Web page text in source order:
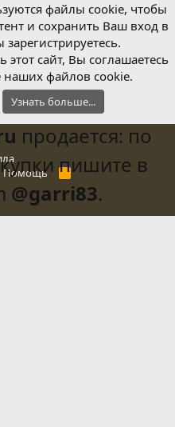
Помощь
R
S
файлы cookie, чтобы
и сохранить Ваш вход в
сайт, Вы соглашаетесь
наших файлов cookie.
Узнать больше...
продается: по
пишите в
@garri83.